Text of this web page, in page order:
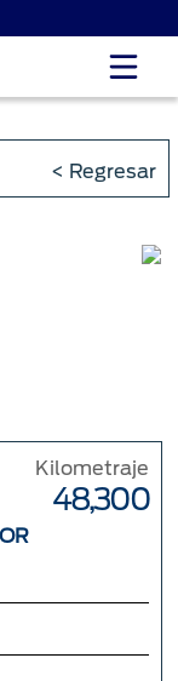
< Regresar
Kilometraje
48,300